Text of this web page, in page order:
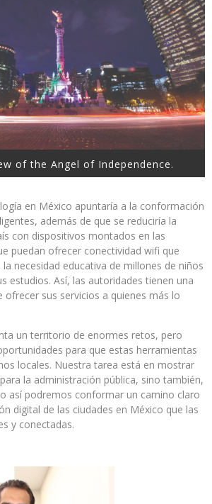
of the Angel of Independence.
en México apuntaría a la conformación
además de que se reduciría la
con dispositivos montados en las
puedan ofrecer conectividad wifi que
necesidad educativa de millones de niños
estudios. Así, las autoridades tienen una
ofrecer sus servicios a quienes más lo
un territorio de enormes retos, pero
para que estas herramientas
locales. Nuestra tarea está en mostrar
la administración pública, sino también,
así podremos conformar un camino claro
digital de las ciudades en México que las
y conectadas.